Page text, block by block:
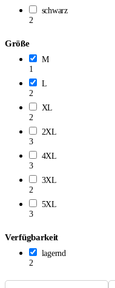
schwarz
2
Größe
M
1
L
2
XL
2
2XL
3
4XL
3
3XL
2
5XL
3
Verfügbarkeit
lagernd
2